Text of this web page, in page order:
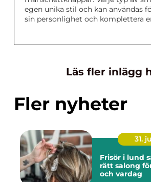
egen unika stil och kan användas
sin personlighet och komplettera
Läs fler inlägg
Fler nyheter
31.
Frisör i lund så hittar du
rätt salong
och vardag